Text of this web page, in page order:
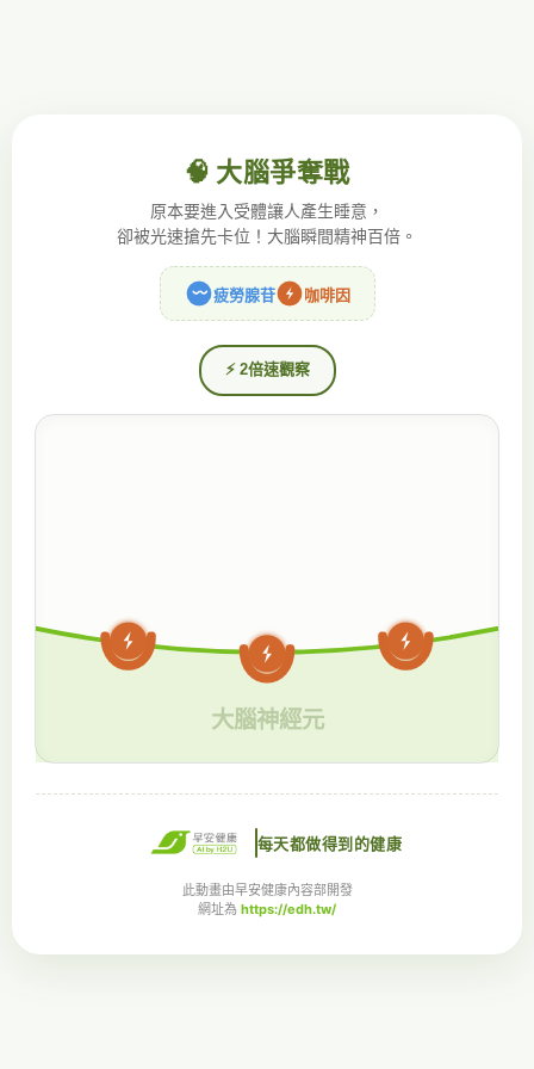
🧠 大腦爭奪戰
原本要進入受體讓人產生睡意，
卻被光速搶先卡位！大腦瞬間精神百倍。
疲勞腺苷 咖啡因
⚡ 2倍速觀察
大腦神經元
每天都做得到的健康
此動畫由早安健康內容部開發
網址為 https://edh.tw/